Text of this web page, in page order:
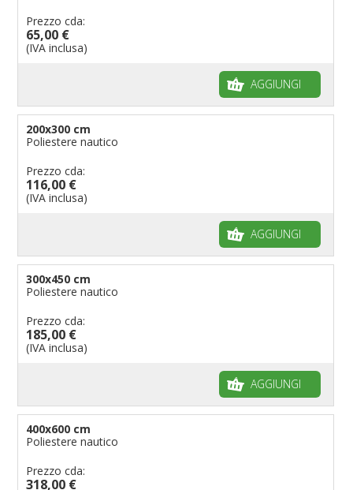
Prezzo cda:
65,00 €
(IVA inclusa)
AGGIUNGI
200x300 cm
Poliestere nautico
Prezzo cda:
116,00 €
(IVA inclusa)
AGGIUNGI
300x450 cm
Poliestere nautico
Prezzo cda:
185,00 €
(IVA inclusa)
AGGIUNGI
400x600 cm
Poliestere nautico
Prezzo cda:
318,00 €